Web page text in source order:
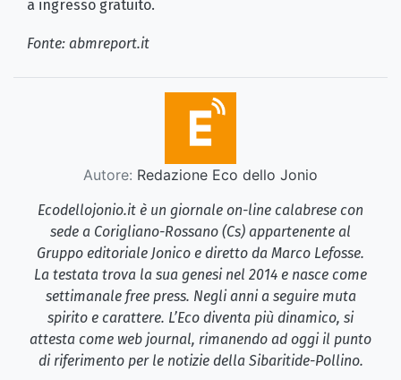
a ingresso gratuito.
Fonte: abmreport.it
Autore: Redazione Eco dello Jonio
Ecodellojonio.it è un giornale on-line calabrese con
sede a Corigliano-Rossano (Cs) appartenente al
Gruppo editoriale Jonico e diretto da Marco Lefosse.
La testata trova la sua genesi nel 2014 e nasce come
settimanale free press. Negli anni a seguire muta
spirito e carattere. L’Eco diventa più dinamico, si
attesta come web journal, rimanendo ad oggi il punto
di riferimento per le notizie della Sibaritide-Pollino.